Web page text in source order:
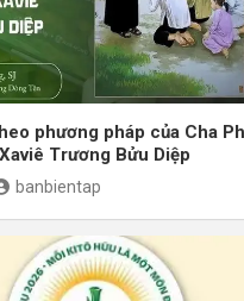
phương pháp của Cha
Xaviê Trương Bửu Diệp
banbientap